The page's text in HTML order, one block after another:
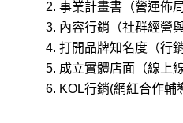
事業計畫書（營運佈
內容行銷（社群經營
打開品牌知名度（行
成立實體店面（線上
KOL行銷(網紅合作輔